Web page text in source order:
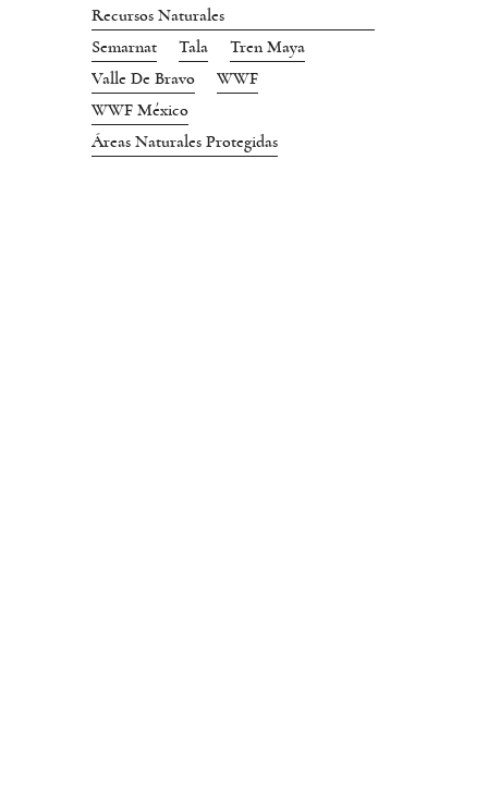
Recursos Naturales
Semarnat
Tala
Tren Maya
Valle De Bravo
WWF
WWF México
Áreas Naturales Protegidas